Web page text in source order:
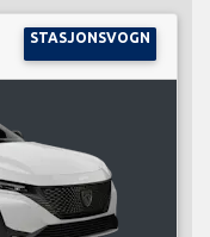
STASJONSVOGN